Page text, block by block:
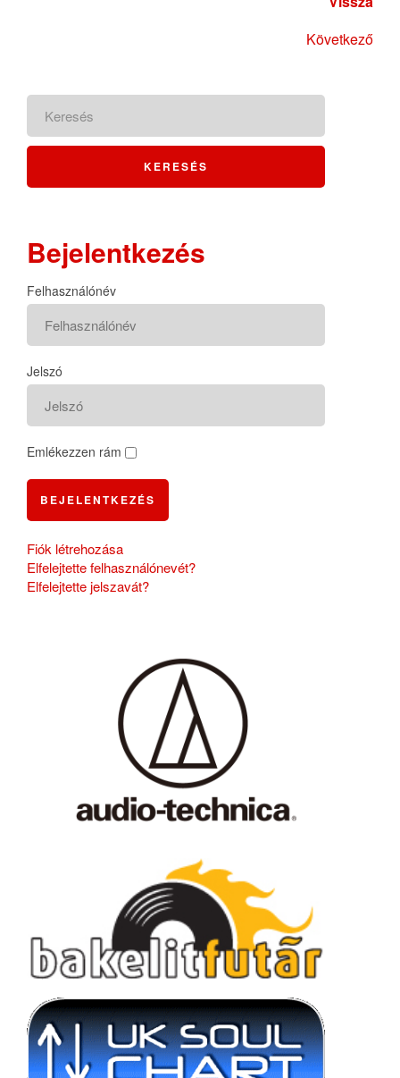
Következő
Bejelentkezés
Felhasználónév
Jelszó
Emlékezzen rám
BEJELENTKEZÉS
Fiók létrehozása
Elfelejtette felhasználónevét?
Elfelejtette jelszavát?